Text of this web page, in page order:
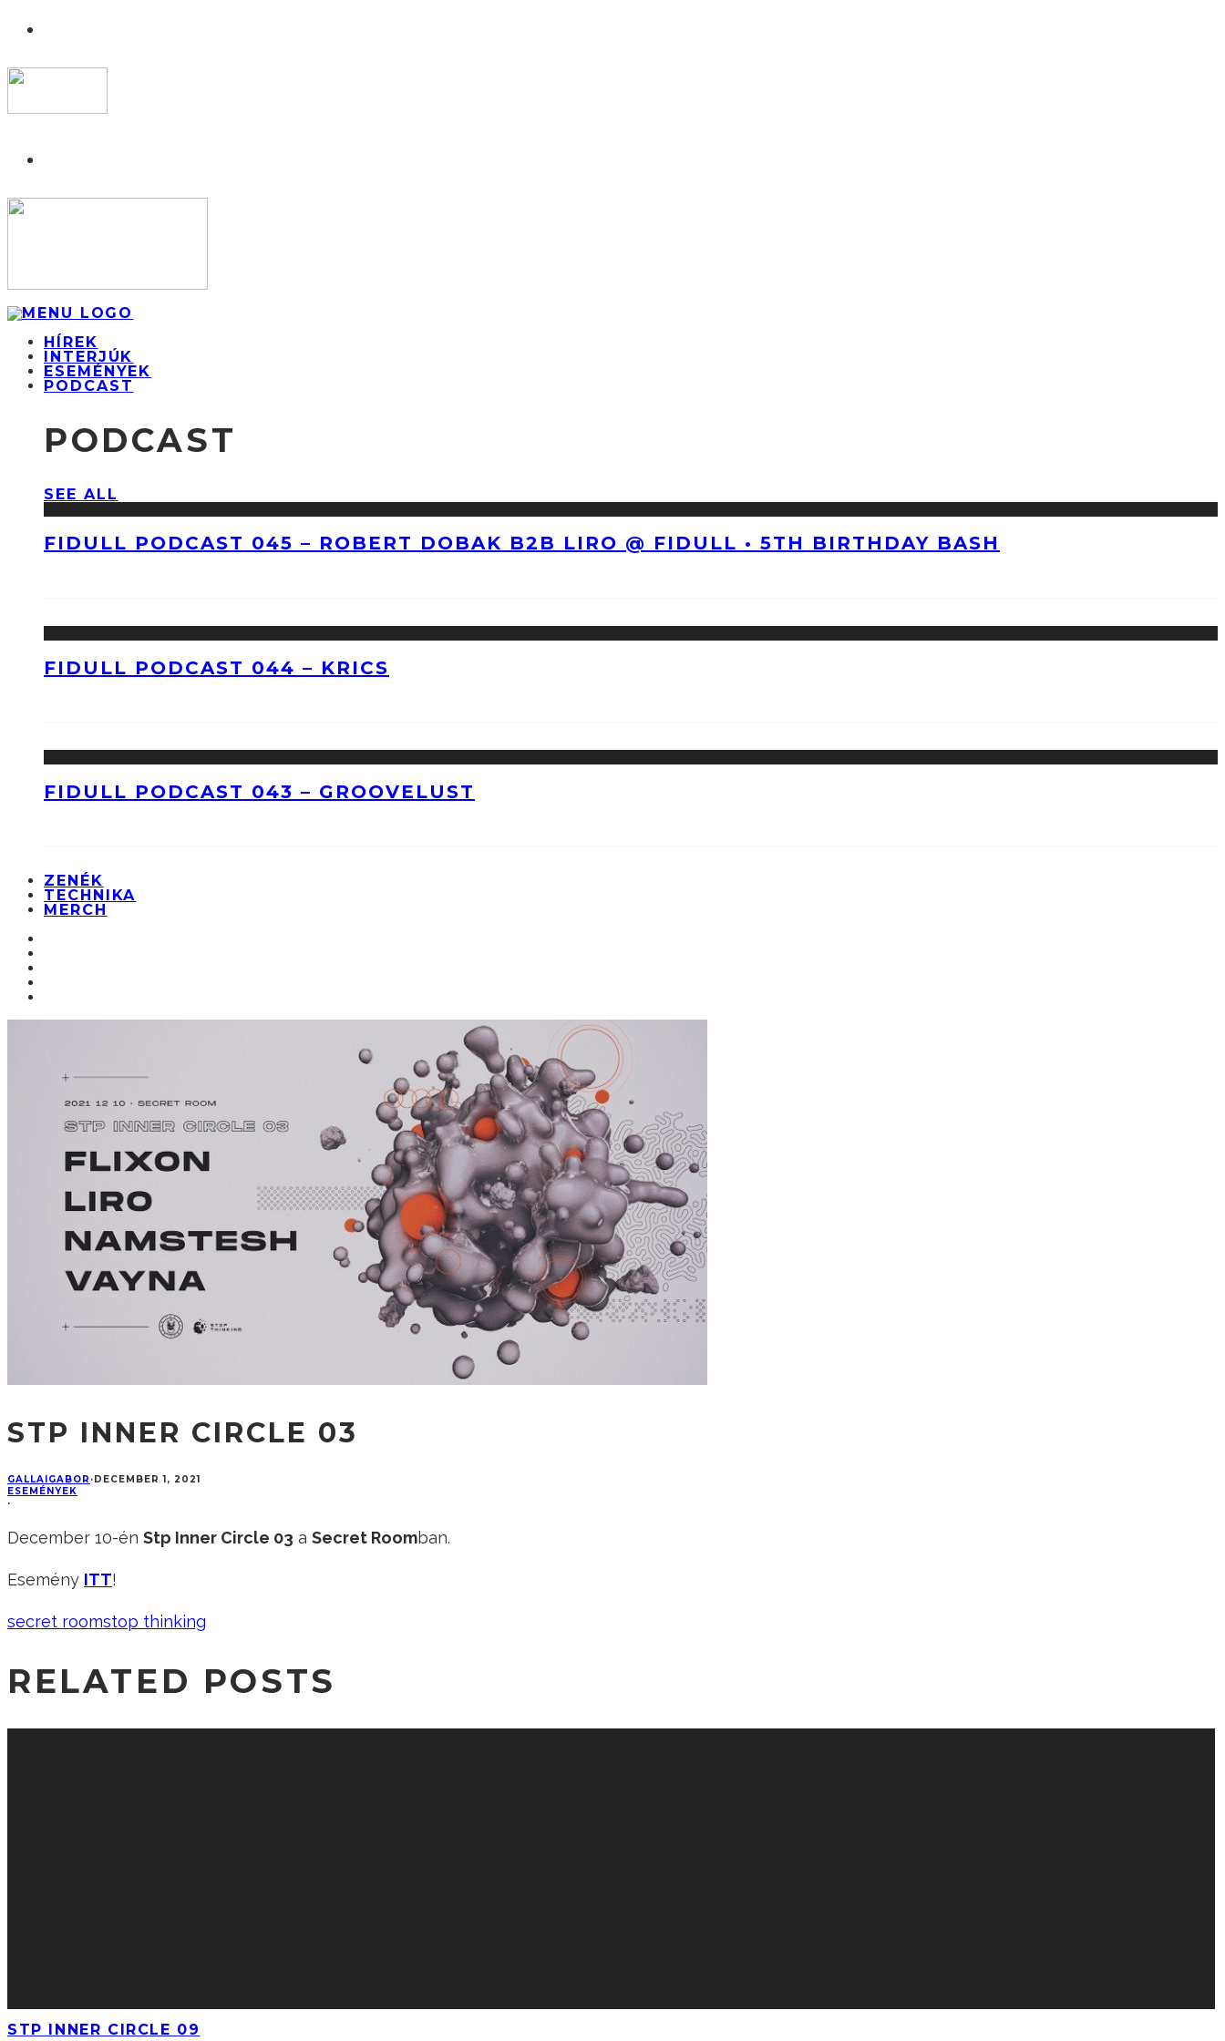
HÍREK
INTERJÚK
ESEMÉNYEK
PODCAST
PODCAST
SEE ALL
FIDULL PODCAST 045 – ROBERT DOBAK B2B LIRO @ FIDULL • 5TH BIRTHDAY BASH
FIDULL PODCAST 044 – KRICS
FIDULL PODCAST 043 – GROOVELUST
ZENÉK
TECHNIKA
MERCH
STP INNER CIRCLE 03
GALLAIGABOR · DECEMBER 1, 2021
ESEMÉNYEK
·
December 10-én Stp Inner Circle 03 a Secret Roomban.
Esemény ITT!
secret roomstop thinking
RELATED POSTS
STP INNER CIRCLE 09